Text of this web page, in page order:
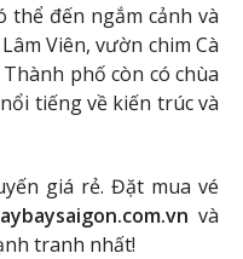
thể đến ngắm cảnh và
Viên, vườn chim Cà
phố còn có chùa
tiếng về kiến trúc và
giá rẻ. Đặt mua vé
và
tranh nhất!